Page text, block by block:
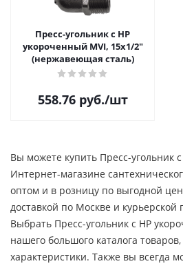
Пресс-угольник с НР
укороченный MVI, 15х1/2"
(нержавеющая сталь)
558.76руб./шт
Вы можете купить Пресс-угольник
Интернет-магазине
оптом и в розницу по выгодной
доставкой по Москве и курьерской
Выбрать Пресс-угольник с НР
нашего большого каталога
характеристики. Также вы всегда